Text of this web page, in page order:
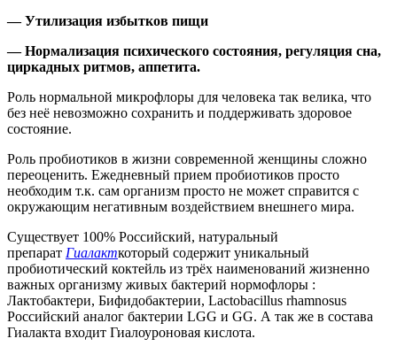
— Утилизация избытков пищи
— Нормализация психического состояния, регуляция сна,
циркадных ритмов, аппетита.
Роль нормальной микрофлоры для человека так велика, что
без неё невозможно сохранить и поддерживать здоровое
состояние.
Роль пробиотиков в жизни современной женщины сложно
переоценить. Ежедневный прием пробиотиков просто
необходим т.к. сам организм просто не может справится с
окружающим негативным воздействием внешнего мира.
Существует 100% Российский, натуральный
препарат Гиалакткоторый содержит уникальный
пробиотический коктейль из трёх наименований жизненно
важных организму живых бактерий нормофлоры :
Лактобактери, Бифидобактерии, Lactobacillus rhamnosus
Российский аналог бактерии LGG и GG. А так же в состава
Гиалакта входит Гиалоуроновая кислота.